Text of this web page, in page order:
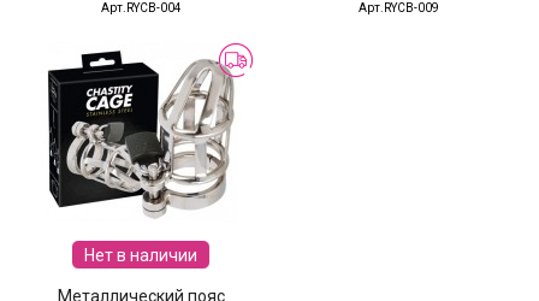
Арт.RYCB-004 Арт.RYCB-009
Нет в наличии
Металлический пояс